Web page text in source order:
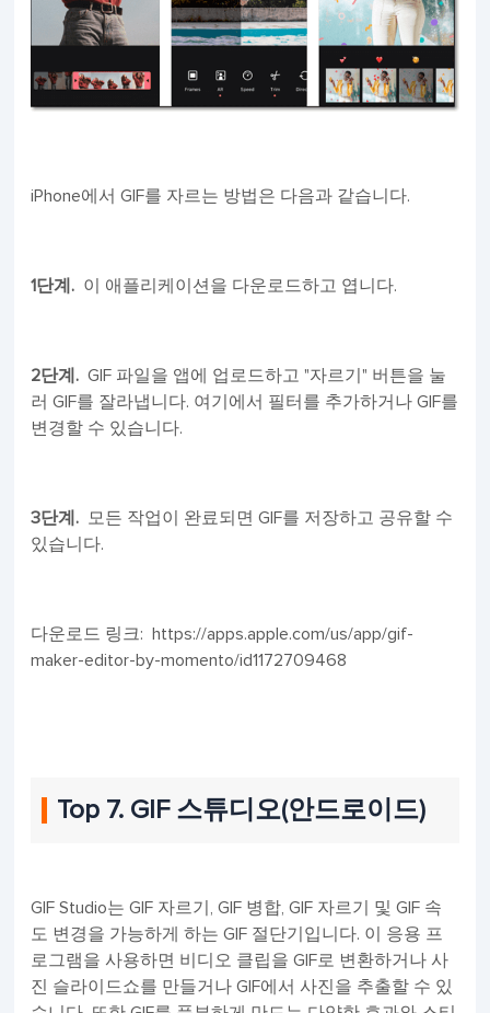
iPhone에서 GIF를 자르는 방법은 다음과 같습니다.
1단계. 이 애플리케이션을 다운로드하고 엽니다.
2단계. GIF 파일을 앱에 업로드하고 "자르기" 버튼을 눌
러 GIF를 잘라냅니다. 여기에서 필터를 추가하거나 GIF를
변경할 수 있습니다.
3단계.
모든 작업이 완료되면 GIF를 저장하고 공유할 수
있습니다.
다운로드 링크: https://apps.apple.com/us/app/gif-
maker-editor-by-momento/id1172709468
Top 7. GIF 스튜디오(안드로이드)
GIF Studio는 GIF 자르기, GIF 병합, GIF 자르기 및 GIF 속
도 변경을 가능하게 하는 GIF 절단기입니다. 이 응용 프
로그램을 사용하면 비디오 클립을 GIF로 변환하거나 사
진 슬라이드쇼를 만들거나 GIF에서 사진을 추출할 수 있